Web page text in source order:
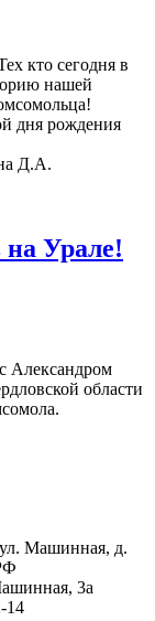
кто сегодня в
нашей
дня рождения
Д.А.
Урале!
Александром
области
ул. Машинная, д.
3а
14